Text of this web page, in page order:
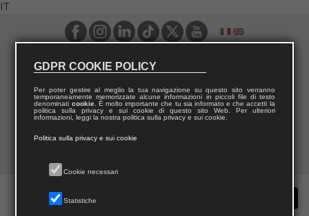
IT
GDPR COOKIE POLICY
Per poter gestire al meglio la tua navigazione su questo sito verranno
temporaneamente memorizzate alcune informazioni in piccoli file di testo
denominati cookie. È molto importante che tu sia informato e che accetti la
politica sulla privacy e sui cookie di questo sito Web. Per ulteriori
informazioni, leggi la nostra politica sulla privacy e sui cookie.
Politica sulla privacy e sui cookie
Cookie necessari
Statistiche